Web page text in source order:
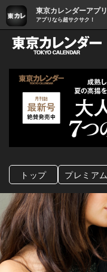
東京カレンダーアプリ
アプリなら超サクサク！
トップ プレミアム